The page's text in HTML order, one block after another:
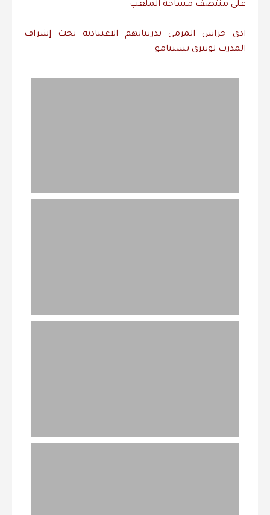
على منتصف مساحة الملعب
ادى حراس المرمى تدريباتهم الاعتيادية تحت إشراف
المدرب لويتزي تسينامو